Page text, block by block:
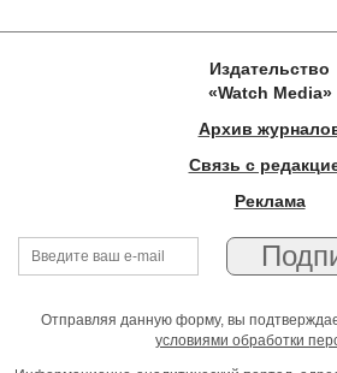
Издательство
«Watch Media»
Архив
Связь с
Реклама
Отправляя данную форму, вы
условиями обработки